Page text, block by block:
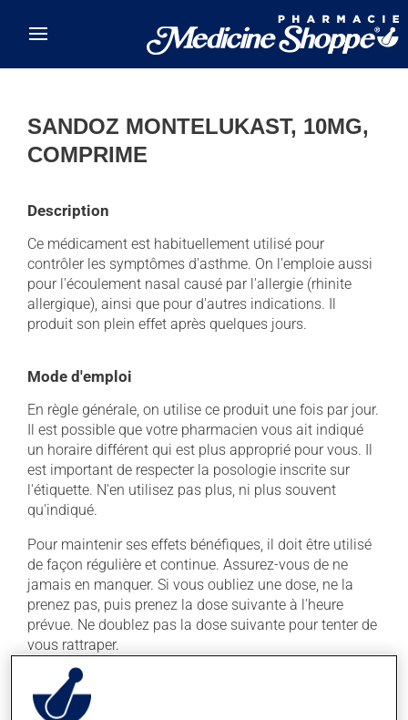
SANDOZ MONTELUKAST, 10MG,
COMPRIME
Description
Ce médicament est habituellement utilisé pour
contrôler les symptômes d'asthme. On l'emploie aussi
pour l'écoulement nasal causé par l'allergie (rhinite
allergique), ainsi que pour d'autres indications. Il
produit son plein effet après quelques jours.
Mode d'emploi
En règle générale, on utilise ce produit une fois par jour.
Il est possible que votre pharmacien vous ait indiqué
un horaire différent qui est plus approprié pour vous. Il
est important de respecter la posologie inscrite sur
l'étiquette. N'en utilisez pas plus, ni plus souvent
qu'indiqué.
Pour maintenir ses effets bénéfiques, il doit être utilisé
de façon régulière et continue. Assurez-vous de ne
jamais en manquer. Si vous oubliez une dose, ne la
prenez pas, puis prenez la dose suivante à l'heure
prévue. Ne doublez pas la dose suivante pour tenter de
vous rattraper.
Ce médicament peut être pris avec ou sans nourriture,
sans égard aux repas ou aux collations.